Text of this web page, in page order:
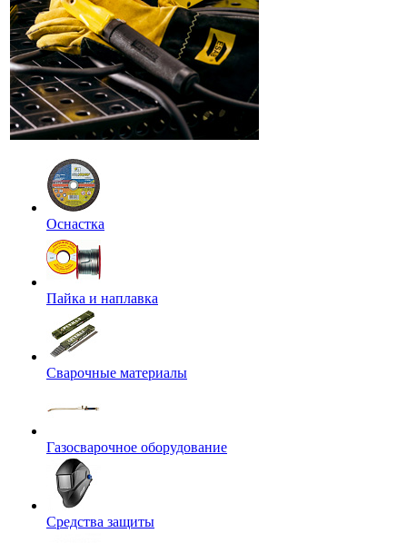
Оснастка
Пайка и наплавка
Сварочные материалы
Газосварочное оборудование
Средства защиты